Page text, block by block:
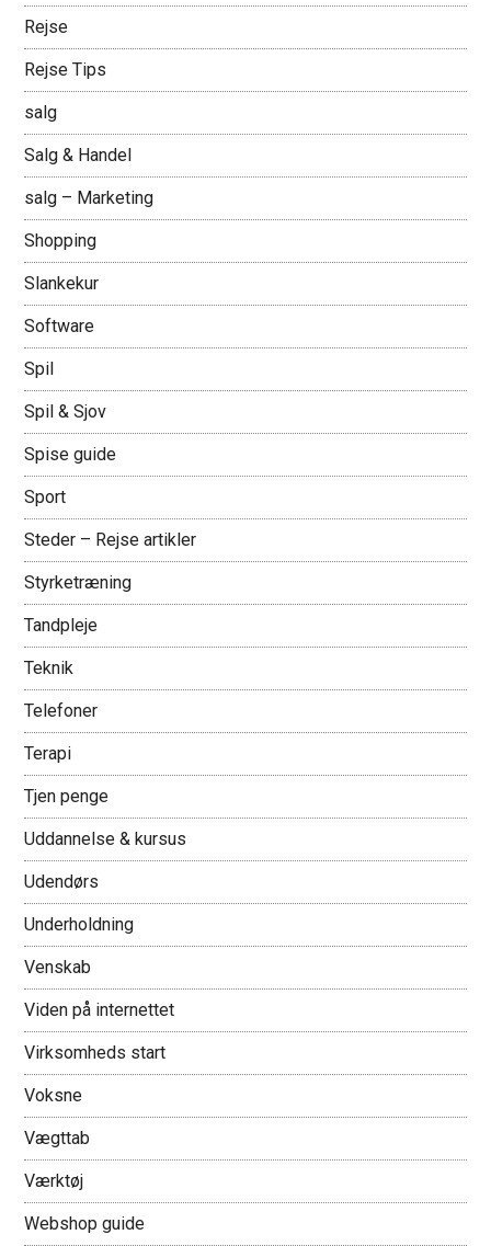
Rejse
Rejse Tips
salg
Salg & Handel
salg – Marketing
Shopping
Slankekur
Software
Spil
Spil & Sjov
Spise guide
Sport
Steder – Rejse artikler
Styrketræning
Tandpleje
Teknik
Telefoner
Terapi
Tjen penge
Uddannelse & kursus
Udendørs
Underholdning
Venskab
Viden på internettet
Virksomheds start
Voksne
Vægttab
Værktøj
Webshop guide